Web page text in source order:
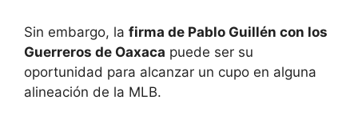
Sin embargo, la firma de Pablo Guillén con los
Guerreros de Oaxaca puede ser su
oportunidad para alcanzar un cupo en alguna
alineación de la MLB.